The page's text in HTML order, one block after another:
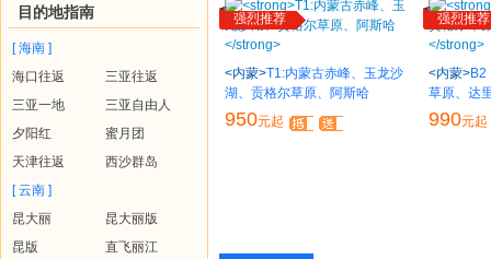
目的地指南
[ 海南 ]
海口往返
三亚往返
三亚一地
三亚自由人
夕阳红
蜜月团
天津往返
西沙群岛
[ 云南 ]
昆大丽
昆大丽版
昆版
直飞丽江
强烈推荐
<内蒙>T1:内蒙古赤峰、玉龙沙
湖、贡格尔草原、阿斯哈
950元起
强烈推荐
<内蒙>B2
草原、达
990元起